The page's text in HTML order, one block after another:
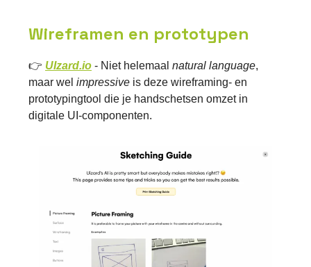
Wireframen en prototypen
👉 UIzard.io - Niet helemaal natural language,
maar wel impressive is deze wireframing- en
prototypingtool die je handschetsen omzet in
digitale UI-componenten.